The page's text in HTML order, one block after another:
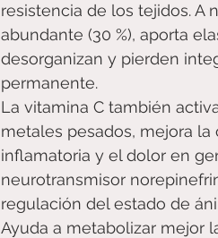
resistencia de los tejidos. A
abundante (30 %), aporta
desorganizan y pierden
permanente.
La vitamina C también
metales pesados, mejora
inflamatoria y el dolor en
neurotransmisor
regulación del estado de
Ayuda a metabolizar mejor